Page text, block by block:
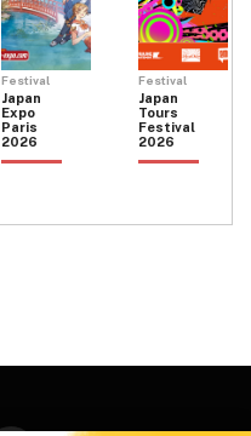
Festival
Japan
Expo
Paris
2026
Festival
Japan
Tours
Festival
2026